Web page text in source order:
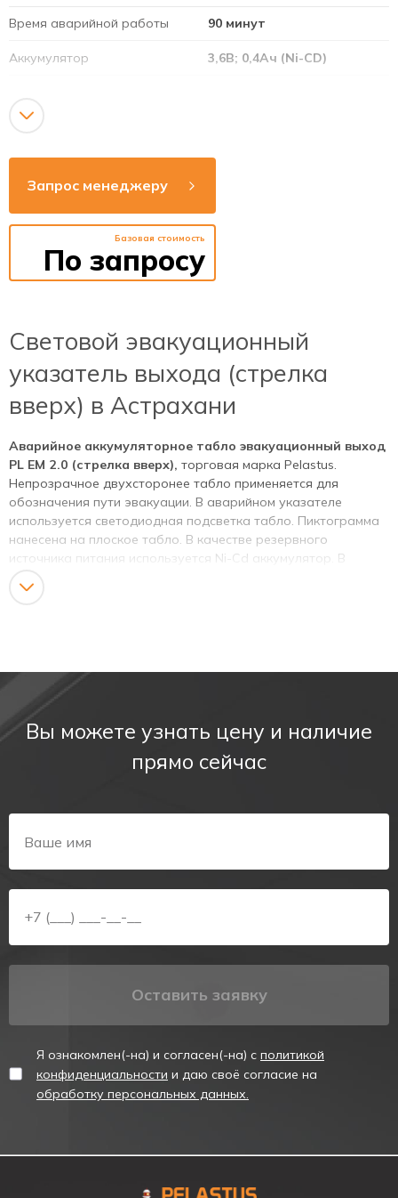
Время аварийной работы 90 минут
Аккумулятор 3,6В; 0,4Ач (Ni-CD)
Рабочая частота 50-60Гц
Способ монтажа
подвесной / стена
Яркость
Время зарядки
24 часа
Запрос менеджеру
Базовая стоимость
По запросу
Световой эвакуационный
указатель выхода (стрелка
вверх) в Астрахани
Аварийное аккумуляторное табло эвакуационный выход
PL EM 2.0 (стрелка вверх), торговая марка Pelastus.
Непрозрачное двухсторонее табло применяется для
обозначения пути эвакуации. В аварийном указателе
используется светодиодная подсветка табло. Пиктограмма
нанесена на плоское табло. В качестве резервного
источника питания используется Ni-Cd аккумулятор. В
работы в аварийном режиме – 1,5 часа.
Соответствует ГОСТ Р МЭК 60598-1, ГОСТ Р МЭК 60598-
2-22.
ТИП ПРОДУКТА
Аварийное аккумуляторное табло эвакуационный выход.
выхода.
ОПИСАНИЕ
вверх) состоит из алюминиевого корпуса и табло из
Для обеспечения работы в автономном режиме, табло
модификациях с разным временем работы в автономном
режиме – 1,5 часа. Аккумуляторное табло имеет зарядное
устройство, а также защиту от перезаряда. Максимальное
аккумулятора в табло предусмотрены светодиодные
Вы можете узнать цену и наличие
прямо сейчас
Оставить заявку
Я ознакомлен(-на) и согласен(-на) с политикой
конфиденциальности и даю своё согласие на
обработку персональных данных.